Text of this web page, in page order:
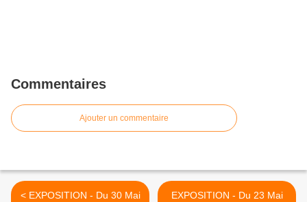
Commentaires
Ajouter un commentaire
< EXPOSITION - Du 30 Mai
EXPOSITION - Du 23 Mai